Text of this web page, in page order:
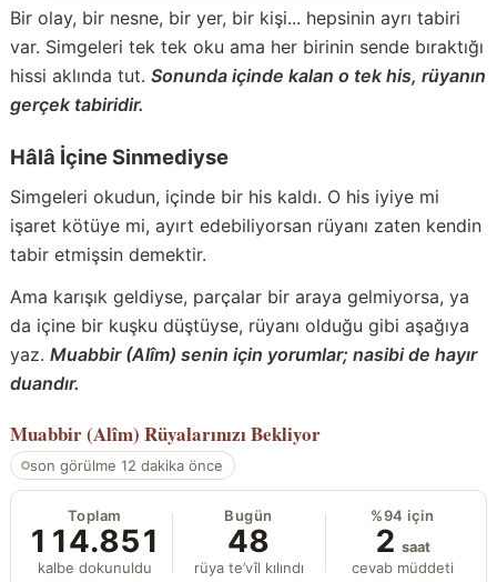
Bir olay, bir nesne, bir yer, bir kişi... hepsinin ayrı tabiri
var. Simgeleri tek tek oku ama her birinin sende bıraktığı
hissi aklında tut. Sonunda içinde kalan o tek his, rüyanın
gerçek tabiridir.
Hâlâ İçine Sinmediyse
Simgeleri okudun, içinde bir his kaldı. O his iyiye mi
işaret kötüye mi, ayırt edebiliyorsan rüyanı zaten kendin
tabir etmişsin demektir.
Ama karışık geldiyse, parçalar bir araya gelmiyorsa, ya
da içine bir kuşku düştüyse, rüyanı olduğu gibi aşağıya
yaz. Muabbir (Alîm) senin için yorumlar; nasibi de hayır
duandır.
Muabbir (Alîm) Rüyalarınızı Bekliyor
son görülme 12 dakika önce
Toplam
114.851
kalbe dokunuldu
Bugün
48
rüya te’vîl kılındı
%94 için
2 saat
cevab müddeti